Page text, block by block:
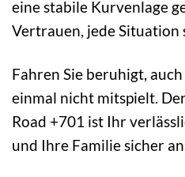
eine stabile Kurvenlage
Vertrauen, jede Situation
Fahren Sie beruhigt,
einmal nicht mitspielt.
Road +701 ist Ihr
und Ihre Familie sicher